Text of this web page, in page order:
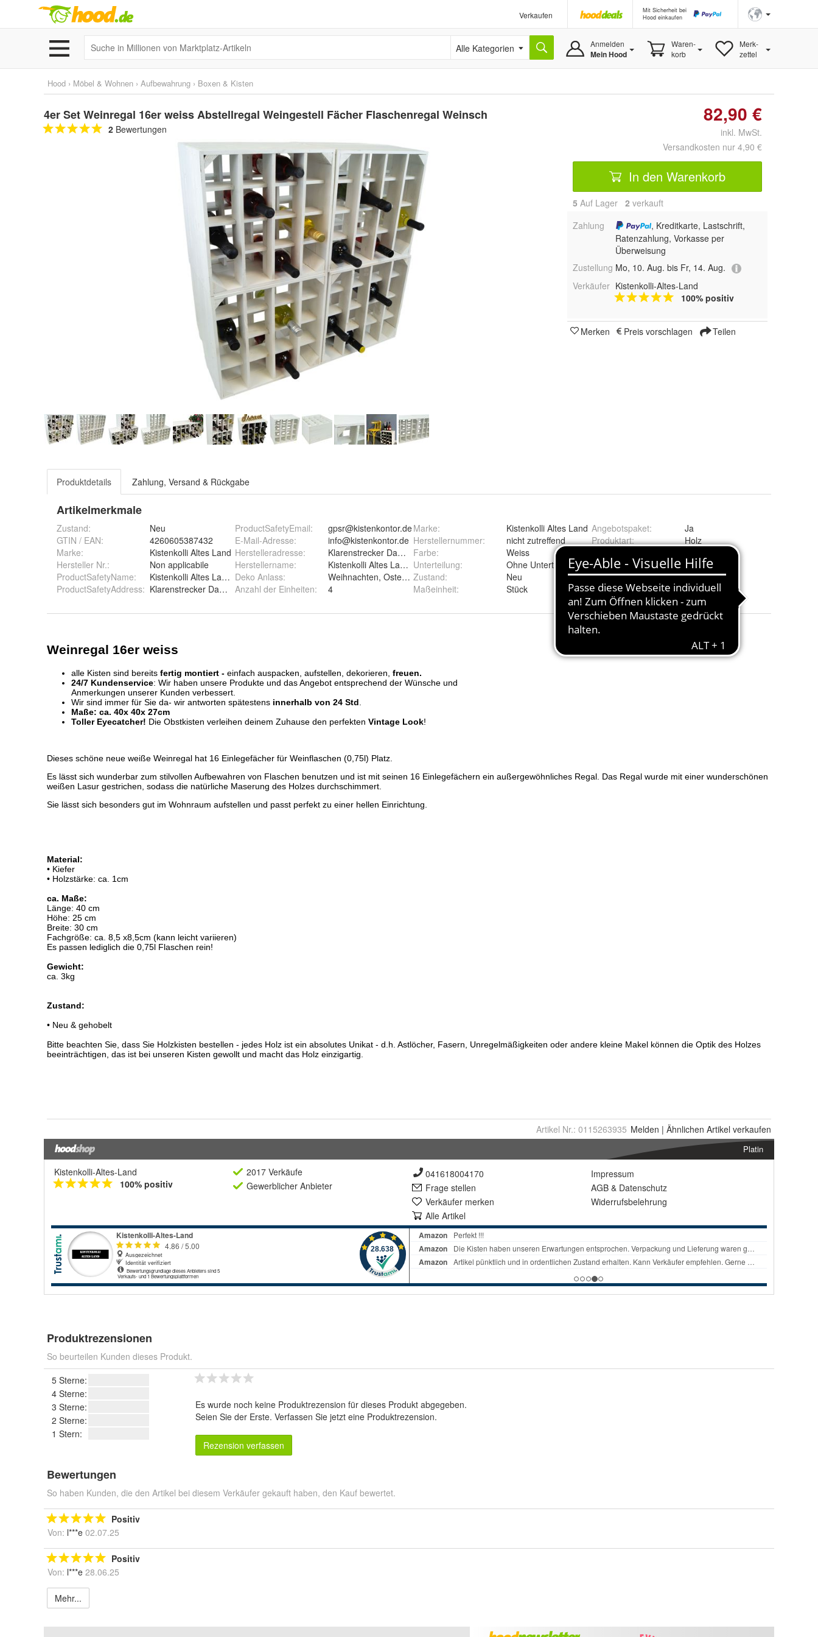
Verkaufen
Mit Sicherheit bei
Hood einkaufen
Alle Kategorien Anmelden
Mein Hood
Waren-
korb
Merk-
zettel
Hood › Möbel & Wohnen › Aufbewahrung › Boxen & Kisten
4er Set Weinregal 16er weiss Abstellregal Weingestell Fächer Flaschenregal Weinsch
2 Bewertungen
82,90 €
inkl. MwSt.
Versandkosten nur 4,90 €
In den Warenkorb
5 Auf Lager 2 verkauft
Zahlung
, Kreditkarte, Lastschrift,
Ratenzahlung, Vorkasse per
Überweisung
Zustellung Mo, 10. Aug. bis Fr, 14. Aug.
Verkäufer Kistenkolli-Altes-Land
100% positiv
Merken Preis vorschlagen Teilen
Produktdetails Zahlung, Versand & Rückgabe
Artikelmerkmale
Zustand:
Neu
GTIN / EAN:
4260605387432
Marke:
Kistenkolli Altes Land
Hersteller Nr.:
Non applicabile
ProductSafetyName:
Kistenkolli Altes Land GmbH
ProductSafetyAddress: Klarenstrecker Damm 20, 21684 Stade, Deutschland
ProductSafetyEmail:
gpsr@kistenkontor.de
E-Mail-Adresse:
info@kistenkontor.de
Herstelleradresse:
Klarenstrecker Damm 20, 21684 Stade
Herstellername:
Kistenkolli Altes Land GmbH
Deko Anlass:
Weihnachten, Ostern, Geburtstag
Anzahl der Einheiten: 4
Marke:
Kistenkolli Altes Land
Herstellernummer:
nicht zutreffend
Farbe:
Weiss
Unterteilung:
Ohne Unterteilung
Zustand:
Neu
Maßeinheit: Stück
Angebotspaket:
Ja
Produktart:
Holz
Artikel Nr.: 0115263935 Melden | Ähnlichen Artikel verkaufen
Platin
Kistenkolli-Altes-Land
100% positiv
2017 Verkäufe
Gewerblicher Anbieter
041618004170
Frage stellen
Verkäufer merken
Alle Artikel
Impressum
AGB & Datenschutz
Widerrufsbelehrung
Produktrezensionen
So beurteilen Kunden dieses Produkt.
5 Sterne:
4 Sterne:
3 Sterne:
2 Sterne:
1 Stern:
Es wurde noch keine Produktrezension für dieses Produkt abgegeben.
Seien Sie der Erste. Verfassen Sie jetzt eine Produktrezension.
Rezension verfassen
Bewertungen
So haben Kunden, die den Artikel bei diesem Verkäufer gekauft haben, den Kauf bewertet.
Positiv
Von: l***e 02.07.25
Positiv
Von: l***e 28.06.25
Mehr...